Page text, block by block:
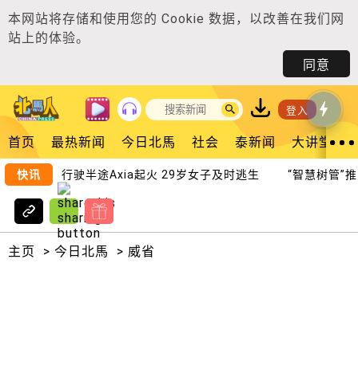
本网站将存储和使用您的 Cookie 数据，以改善在我们网
站上的体验。
同意
登入
首页 最热新闻 今日北馬 社会 泰新闻 大讲堂
快讯行驶半途Axia起火 29岁女子及时逃生 “智慧树管”推3
主页 > 今日北馬 > 威省